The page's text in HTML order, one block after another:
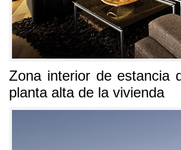
Zona interior de estancia
planta alta de la vivienda